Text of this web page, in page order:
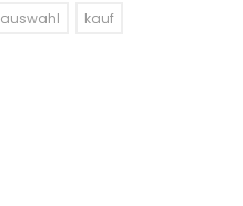
auswahl kauf